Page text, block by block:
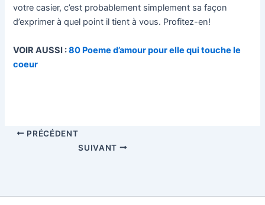
votre casier, c’est probablement simplement sa façon
d’exprimer à quel point il tient à vous. Profitez-en!
VOIR AUSSI :80 Poeme d’amour pour elle qui touche le
coeur
PRÉCÉDENT
SUIVANT